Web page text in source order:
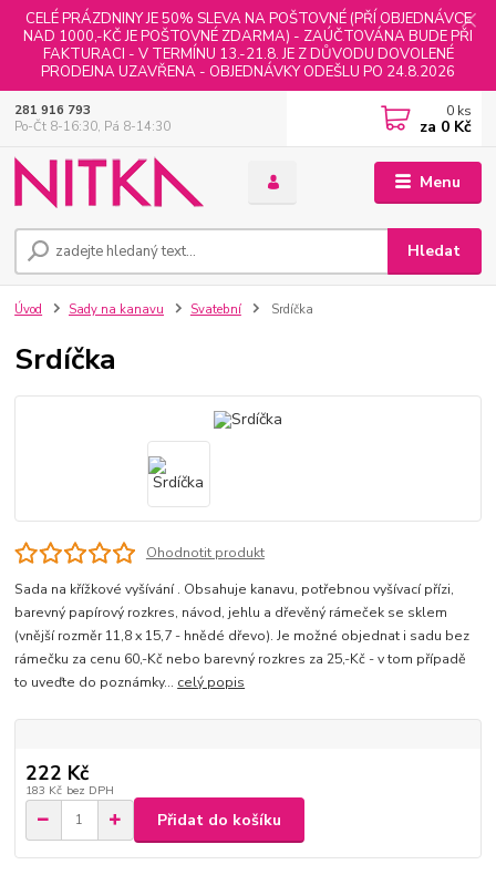
CELÉ PRÁZDNINY JE 50% SLEVA NA POŠTOVNÉ (PŘÍ OBJEDNÁVCE
NAD 1000,-KČ JE POŠTOVNÉ ZDARMA) - ZAÚČTOVÁNA BUDE PŘI
FAKTURACI - V TERMÍNU 13.-21.8. JE Z DŮVODU DOVOLENÉ
PRODEJNA UZAVŘENA - OBJEDNÁVKY ODEŠLU PO 24.8.2026
Menu
Hledat
281 916 793
Po-Čt 8-16:30, Pá 8-14:30
0 ks
za 0 Kč
Úvod Sady na kanavu Svatební Srdíčka
Srdíčka
Ohodnotit produkt
Sada na křížkové vyšívání . Obsahuje kanavu, potřebnou vyšívací přízi,
barevný papírový rozkres, návod, jehlu a dřevěný rámeček se sklem
(vnější rozměr 11,8 x 15,7 - hnědé dřevo). Je možné objednat i sadu bez
rámečku za cenu 60,-Kč nebo barevný rozkres za 25,-Kč - v tom případě
to uveďte do poznámky... celý popis
222 Kč
183 Kč bez DPH
Přidat do košíku